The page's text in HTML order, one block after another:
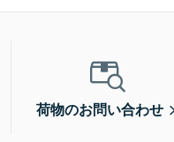
荷物のお問い合わせ